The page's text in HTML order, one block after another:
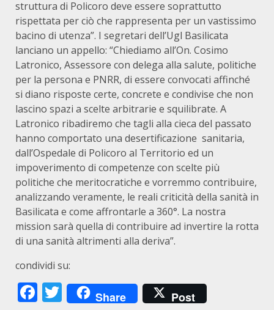
struttura di Policoro deve essere soprattutto
rispettata per ciò che rappresenta per un vastissimo
bacino di utenza”. I segretari dell’Ugl Basilicata
lanciano un appello: “Chiediamo all’On. Cosimo
Latronico, Assessore con delega alla salute, politiche
per la persona e PNRR, di essere convocati affinché
si diano risposte certe, concrete e condivise che non
lascino spazi a scelte arbitrarie e squilibrate. A
Latronico ribadiremo che tagli alla cieca del passato
hanno comportato una desertificazione sanitaria,
dall’Ospedale di Policoro al Territorio ed un
impoverimento di competenze con scelte più
politiche che meritocratiche e vorremmo contribuire,
analizzando veramente, le reali criticità della sanità in
Basilicata e come affrontarle a 360°. La nostra
mission sarà quella di contribuire ad invertire la rotta
di una sanità altrimenti alla deriva”.
condividi su:
Facebook
Twitter
Share Post